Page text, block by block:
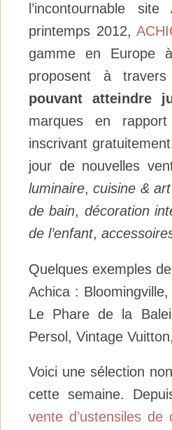
l’incontournable
printemps 2012,
gamme en Europe
proposent à
pouvant atteindre
marques en
inscrivant
jour de nouvelles
luminaire,cuisine &
de bain, décoration
de l’enfant,
Quelques exemples
Achica :
Le Phare de la
Persol, Vintage
Voici une sélection
cette semaine.
vente d’ustensiles